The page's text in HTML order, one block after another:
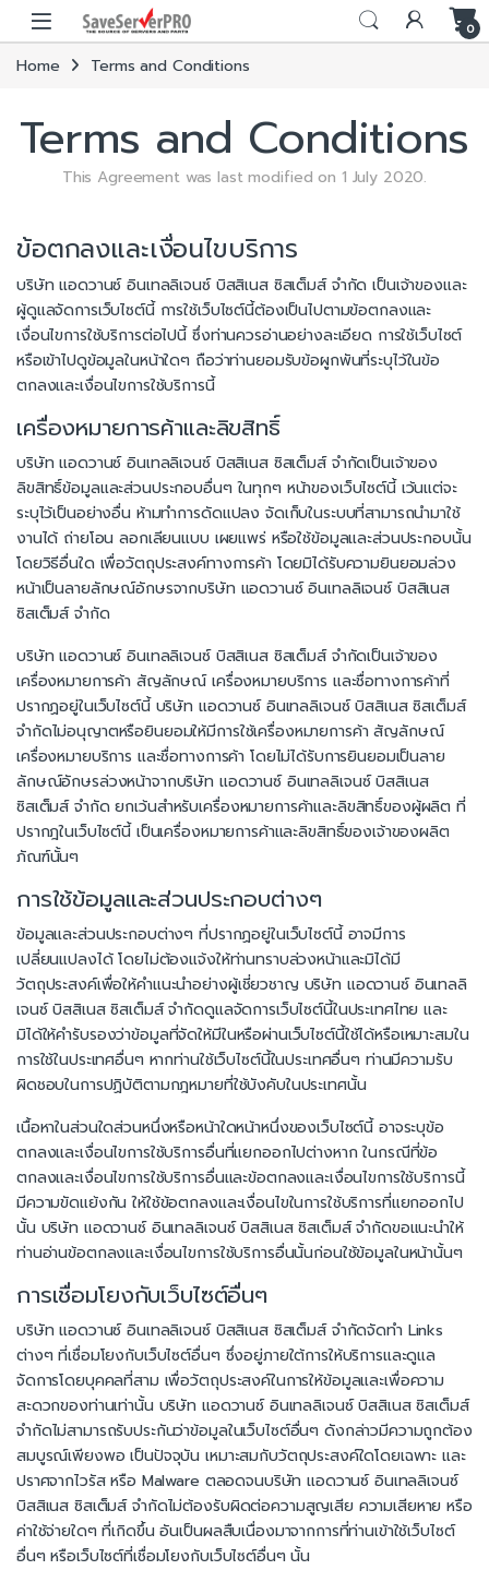
Skip to navigation
Skip to content
0
Home Terms and Conditions
Terms and Conditions
This Agreement was last modified on 1 July 2020.
ข้อตกลงและเงื่อนไขบริการ
บริษัท แอดวานซ์ อินเทลลิเจนซ์ บิสสิเนส ซิสเต็มส์ จำกัด เป็นเจ้าของและ
ผู้ดูแลจัดการเว็บไซต์นี้ การใช้เว็บไซต์นี้ต้องเป็นไปตามข้อตกลงและ
เงื่อนไขการใช้บริการต่อไปนี้ ซึ่งท่านควรอ่านอย่างละเอียด การใช้เว็บไซต์
หรือเข้าไปดูข้อมูลในหน้าใดๆ ถือว่าท่านยอมรับข้อผูกพันที่ระบุไว้ในข้อ
ตกลงและเงื่อนไขการใช้บริการนี้
เครื่องหมายการค้าและลิขสิทธิ์
บริษัท แอดวานซ์ อินเทลลิเจนซ์ บิสสิเนส ซิสเต็มส์ จำกัดเป็นเจ้าของ
ลิขสิทธิ์ข้อมูลและส่วนประกอบอื่นๆ ในทุกๆ หน้าของเว็บไซต์นี้ เว้นแต่จะ
ระบุไว้เป็นอย่างอื่น ห้ามทำการดัดแปลง จัดเก็บในระบบที่สามารถนำมาใช้
งานได้ ถ่ายโอน ลอกเลียนแบบ เผยแพร่ หรือใช้ข้อมูลและส่วนประกอบนั้น
โดยวิธีอื่นใด เพื่อวัตถุประสงค์ทางการค้า โดยมิได้รับความยินยอมล่วง
หน้าเป็นลายลักษณ์อักษรจากบริษัท แอดวานซ์ อินเทลลิเจนซ์ บิสสิเนส
ซิสเต็มส์ จำกัด
บริษัท แอดวานซ์ อินเทลลิเจนซ์ บิสสิเนส ซิสเต็มส์ จำกัดเป็นเจ้าของ
เครื่องหมายการค้า สัญลักษณ์ เครื่องหมายบริการ และชื่อทางการค้าที่
ปรากฏอยู่ในเว็บไซต์นี้ บริษัท แอดวานซ์ อินเทลลิเจนซ์ บิสสิเนส ซิสเต็มส์
จำกัดไม่อนุญาตหรือยินยอมให้มีการใช้เครื่องหมายการค้า สัญลักษณ์
เครื่องหมายบริการ และชื่อทางการค้า โดยไม่ได้รับการยินยอมเป็นลาย
ลักษณ์อักษรล่วงหน้าจากบริษัท แอดวานซ์ อินเทลลิเจนซ์ บิสสิเนส
ซิสเต็มส์ จำกัด ยกเว้นสำหรับเครื่องหมายการค้าและลิขสิทธิ์ของผู้ผลิต ที่
ปรากฎในเว็บไซต์นี้ เป็นเครื่องหมายการค้าและลิขสิทธิ์ของเจ้าของผลิต
ภัณฑ์นั้นๆ
การใช้ข้อมูลและส่วนประกอบต่างๆ
ข้อมูลและส่วนประกอบต่างๆ ที่ปรากฏอยู่ในเว็บไซต์นี้ อาจมีการ
เปลี่ยนแปลงได้ โดยไม่ต้องแจ้งให้ท่านทราบล่วงหน้าและมิได้มี
วัตถุประสงค์เพื่อให้คำแนะนำอย่างผู้เชี่ยวชาญ บริษัท แอดวานซ์ อินเทลลิ
เจนซ์ บิสสิเนส ซิสเต็มส์ จำกัดดูแลจัดการเว็บไซต์นี้ในประเทศไทย และ
มิได้ให้คำรับรองว่าข้อมูลที่จัดให้มีในหรือผ่านเว็บไซต์นี้ใช้ได้หรือเหมาะสมใน
การใช้ในประเทศอื่นๆ หากท่านใช้เว็บไซต์นี้ในประเทศอื่นๆ ท่านมีความรับ
ผิดชอบในการปฏิบัติตามกฎหมายที่ใช้บังคับในประเทศนั้น
เนื้อหาในส่วนใดส่วนหนึ่งหรือหน้าใดหน้าหนึ่งของเว็บไซต์นี้ อาจระบุข้อ
ตกลงและเงื่อนไขการใช้บริการอื่นที่แยกออกไปต่างหาก ในกรณีที่ข้อ
ตกลงและเงื่อนไขการใช้บริการอื่นและข้อตกลงและเงื่อนไขการใช้บริการนี้
มีความขัดแย้งกัน ให้ใช้ข้อตกลงและเงื่อนไขในการใช้บริการที่แยกออกไป
นั้น บริษัท แอดวานซ์ อินเทลลิเจนซ์ บิสสิเนส ซิสเต็มส์ จำกัดขอแนะนำให้
ท่านอ่านข้อตกลงและเงื่อนไขการใช้บริการอื่นนั้นก่อนใช้ข้อมูลในหน้านั้นๆ
การเชื่อมโยงกับเว็บไซต์อื่นๆ
บริษัท แอดวานซ์ อินเทลลิเจนซ์ บิสสิเนส ซิสเต็มส์ จำกัดจัดทำ Links
ต่างๆ ที่เชื่อมโยงกับเว็บไซต์อื่นๆ ซึ่งอยู่ภายใต้การให้บริการและดูแล
จัดการโดยบุคคลที่สาม เพื่อวัตถุประสงค์ในการให้ข้อมูลและเพื่อความ
สะดวกของท่านเท่านั้น บริษัท แอดวานซ์ อินเทลลิเจนซ์ บิสสิเนส ซิสเต็มส์
จำกัดไม่สามารถรับประกันว่าข้อมูลในเว็บไซต์อื่นๆ ดังกล่าวมีความถูกต้อง
สมบูรณ์เพียงพอ เป็นปัจจุบัน เหมาะสมกับวัตถุประสงค์ใดโดยเฉพาะ และ
ปราศจากไวรัส หรือ Malware ตลอดจนบริษัท แอดวานซ์ อินเทลลิเจนซ์
บิสสิเนส ซิสเต็มส์ จำกัดไม่ต้องรับผิดต่อความสูญเสีย ความเสียหาย หรือ
ค่าใช้จ่ายใดๆ ที่เกิดขึ้น อันเป็นผลสืบเนื่องมาจากการที่ท่านเข้าใช้เว็บไซต์
อื่นๆ หรือเว็บไซต์ที่เชื่อมโยงกับเว็บไซต์อื่นๆ นั้น